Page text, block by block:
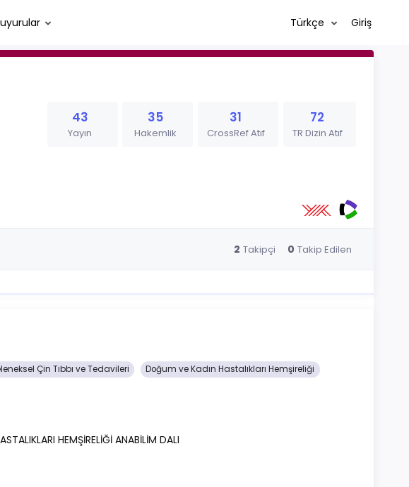
Türkçe Giriş
43
Yayın
35
Hakemlik
31
CrossRef Atıf
72
TR Dizin Atıf
2 Takipçi 0 Takip Edilen
Çin Tıbbı ve Tedavileri Doğum ve Kadın Hastalıkları Hemşireliği
HEMŞİRELİĞİ ANABİLİM DALI